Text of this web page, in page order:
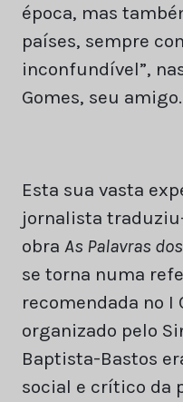
época, mas
países, sempre
inconfundível”,
Gomes, seu amigo.
Esta sua vasta
jornalista
obra As Palavras
se torna numa
recomendada no I
organizado pelo
Baptista-Bastos
social e crítico da